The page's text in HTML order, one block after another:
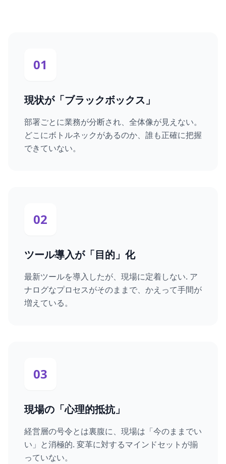
01
現状が「ブラックボックス」
部署ごとに業務が分断され、全体像が見えない。
どこにボトルネックがあるのか、誰も正確に把握
できていない。
02
ツール導入が「目的」化
最新ツールを導入したが、現場に定着しない. ア
ナログなプロセスがそのままで、かえって手間が
増えている。
03
現場の「心理的抵抗」
経営層の号令とは裏腹に、現場は「今のままでい
い」と消極的. 変革に対するマインドセットが揃
っていない。